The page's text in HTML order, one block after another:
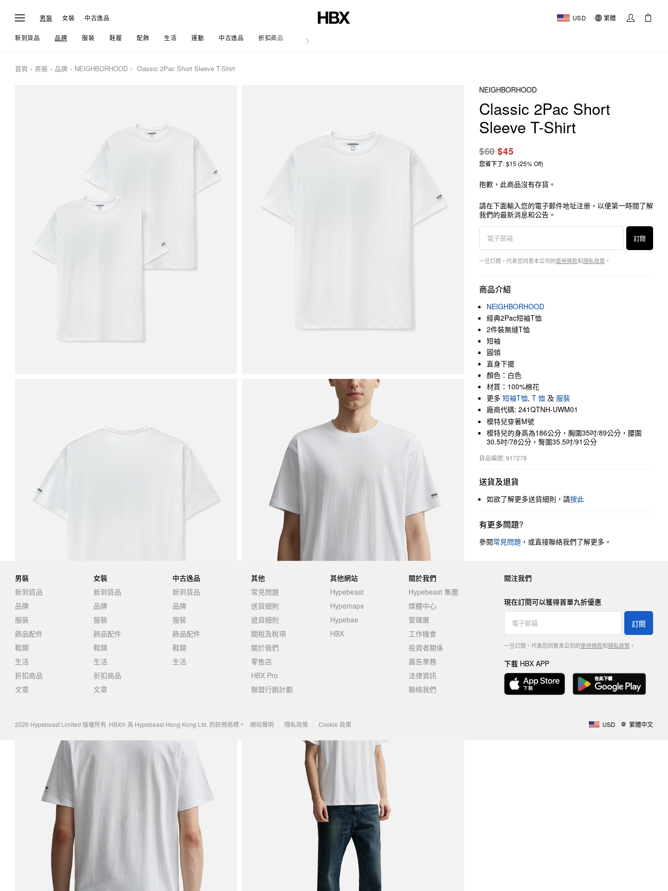
男裝 女裝 中古逸品 USD 繁體
新到貨品 品牌 服裝 鞋履 配飾 生活 運動 中古逸品 折扣商品 文章
首頁 男裝 品牌 NEIGHBORHOOD Classic 2Pac Short Sleeve T-Shirt
NEIGHBORHOOD
Classic 2Pac Short
Sleeve T-Shirt
$60$45
您省下了: $15 (25% Off)
抱歉，此商品沒有存貨。
請在下面輸入您的電子郵件地址注册，以便第一時間了解
我們的最新消息和公告。
訂閱
一旦訂閱，代表您同意本公司的使用條款和隱私政策 。
商品介紹
NEIGHBORHOOD
經典2Pac短袖T恤
2件裝無縫T恤
短袖
圓領
直身下擺
顏色：白色
材質：100%棉花
更多 短袖T恤, T 恤 及 服裝
廠商代碼: 241QTNH-UWM01
模特兒穿著M號
模特兒的身高為186公分，胸圍35吋/89公分，腰圍
30.5吋/78公分，臀圍35.5吋/91公分
貨品編號: 917278
送貨及退貨
如欲了解更多送貨細則，請按此
有更多問題?
參閱常見問題 ，或直接聯絡我們了解更多。
男裝
新到貨品
品牌
服裝
飾品配件
鞋類
生活
折扣商品
文章
女裝
新到貨品
品牌
服裝
飾品配件
鞋類
生活
折扣商品
文章
中古逸品
新到貨品
品牌
服裝
飾品配件
鞋類
生活
其他
常見問題
送貨細則
退貨細則
關稅及稅項
關於我們
零售店
HBX Pro
聯盟行銷計劃
其他網站
Hypebeast
Hypemaps
Hypebae
HBX
關於我們
Hypebeast 集團
媒體中心
管理層
工作機會
投資者關係
廣告業務
法律資訊
聯絡我們
關注我們
現在訂閱可以獲得首單九折優惠
訂閱
一旦訂閱，代表您同意本公司的使用條款和隱私政策。
下載 HBX APP
2026 Hypebeast Limited 版權所有 HBX® 為 Hypebeast Hong Kong Ltd. 的註冊商標。 網站聲明 隱私政策 Cookie 政策 USD 繁體中文